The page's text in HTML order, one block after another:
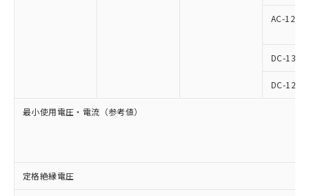
AC-12
DC-13
DC-12
最小使用電圧・電流（参考値）
定格絶縁電圧